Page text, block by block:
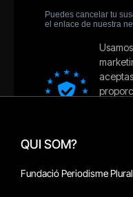
QUI SOM?
Fundació Periodisme Plural